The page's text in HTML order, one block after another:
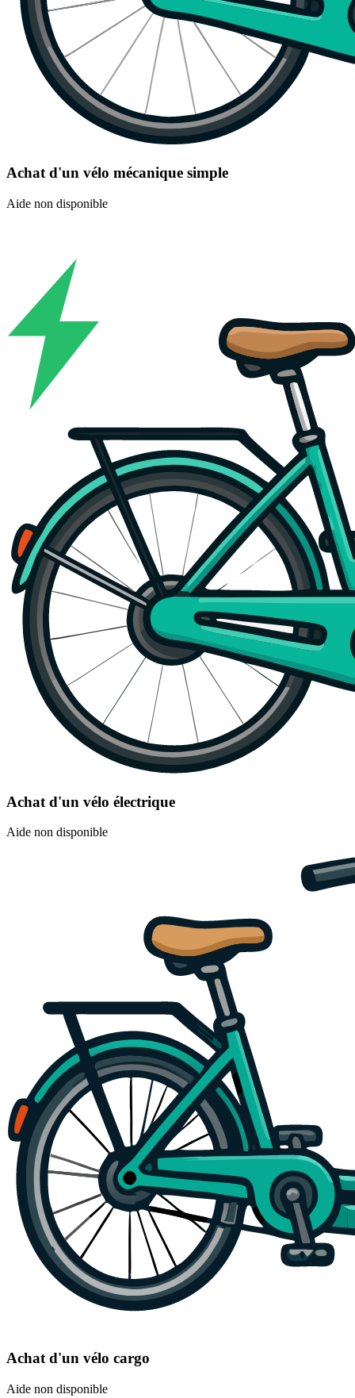
Achat d'un vélo mécanique simple
Aide non disponible
Achat d'un vélo électrique
Aide non disponible
Achat d'un vélo cargo
Aide non disponible